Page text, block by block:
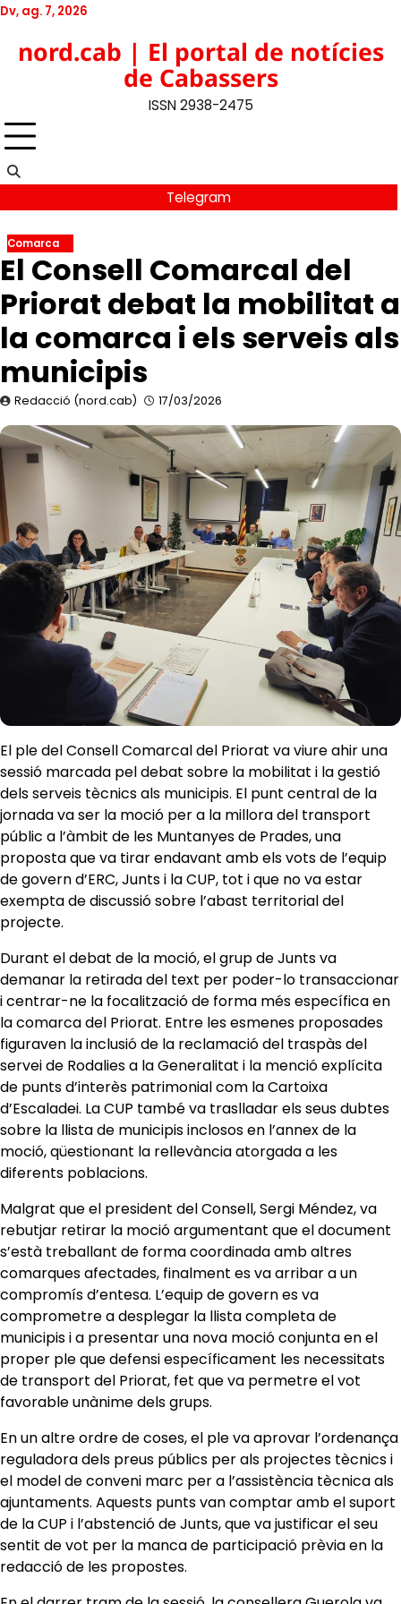
Skip
content
Dv, ag. 7, 2026
Facebook
YouTube
Instagram
nord.cab | El portal de notícies
de Cabassers
ISSN 2938-2475
Telegram
Comarca
El Consell Comarcal del
Priorat debat la mobilitat a
la comarca i els serveis als
municipis
Redacció (nord.cab) 17/03/2026
​El ple del Consell Comarcal del Priorat va viure ahir una
sessió marcada pel debat sobre la mobilitat i la gestió
dels serveis tècnics als municipis. El punt central de la
jornada va ser la moció per a la millora del transport
públic a l’àmbit de les Muntanyes de Prades, una
proposta que va tirar endavant amb els vots de l’equip
de govern d’ERC, Junts i la CUP, tot i que no va estar
exempta de discussió sobre l’abast territorial del
projecte.
​Durant el debat de la moció, el grup de Junts va
demanar la retirada del text per poder-lo transaccionar
i centrar-ne la focalització de forma més específica en
la comarca del Priorat. Entre les esmenes proposades
figuraven la inclusió de la reclamació del traspàs del
servei de Rodalies a la Generalitat i la menció explícita
de punts d’interès patrimonial com la Cartoixa
d’Escaladei. La CUP també va traslladar els seus dubtes
sobre la llista de municipis inclosos en l’annex de la
moció, qüestionant la rellevància atorgada a les
diferents poblacions.
​Malgrat que el president del Consell, Sergi Méndez, va
rebutjar retirar la moció argumentant que el document
s’està treballant de forma coordinada amb altres
comarques afectades, finalment es va arribar a un
compromís d’entesa. L’equip de govern es va
comprometre a desplegar la llista completa de
municipis i a presentar una nova moció conjunta en el
proper ple que defensi específicament les necessitats
de transport del Priorat, fet que va permetre el vot
favorable unànime dels grups.
​En un altre ordre de coses, el ple va aprovar l’ordenança
reguladora dels preus públics per als projectes tècnics i
el model de conveni marc per a l’assistència tècnica als
ajuntaments. Aquests punts van comptar amb el suport
de la CUP i l’abstenció de Junts, que va justificar el seu
sentit de vot per la manca de participació prèvia en la
redacció de les propostes.